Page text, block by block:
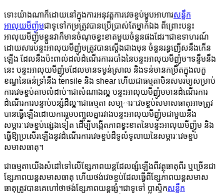
ទោះយ៉ាងណាក៏ដោយនៅក្នុងការអនុវត្តការវេចខ្ចប់ម្ហូបអាហារសន្លឹក
អាលុយមីញ៉ូមជាទូទៅកម្រត្រូវបានប្រើប្រាស់តែម្នាក់ឯង ពីព្រោះបន្ទះ
អាលុយមីញ៉ូមខ្លួនវាក៏មានចំណុចខ្វះខាតមួយចំនួនផងដែរ។ជាឧទាហរណ៍
ដោយសារបន្ទះអាលុយមីញ៉ូមត្រូវបានស្តើងជាងមុន ចំនួនរន្ធញើសនឹងកើន
ឡើង ដែលនឹងប៉ះពាល់ដល់ដំណើរការរបាំងនៃបន្ទះអាលុយមីញ៉ូម។ទន្ទឹមនឹង
នេះ បន្ទះអាលុយមីញ៉ូមដែលមានទម្ងន់ស្រាល និងទន់មានកម្រិតក្នុងលក្ខ
ខណ្ឌនៃធន់ទ្រាំនឹង tensile និង shear ហើយជាធម្មតាមិនសមរម្យសម្រាប់
ការវេចខ្ចប់តាមលំដាប់។ជាសំណាងល្អ បន្ទះអាលុយមីញ៉ូមមានដំណើរការ
ដំណើរការបន្ទាប់បន្សំដ៏ល្អ។ជាធម្មតា សមា្ភារៈវេចខ្ចប់សមាសធាតុអាចត្រូវ
បានធ្វើឡើងដោយការរួមបញ្ចូលគ្នារវាងបន្ទះអាលុយមីញ៉ូមជាមួយនឹង
សម្ភារៈវេចខ្ចប់ផ្សេងទៀត ដើម្បីបង្កើតភាពខ្វះខាតនៃបន្ទះអាលុយមីញ៉ូម និង
ធ្វើឱ្យប្រសើរឡើងនូវដំណើរការវេចខ្ចប់ដ៏ទូលំទូលាយនៃសម្ភារៈវេចខ្ចប់
សមាសធាតុ។
ជាធម្មតាយើងសំដៅទៅលើខ្សែភាពយន្តដែលផ្សំឡើងពីវត្ថុធាតុពីរ ឬច្រើនជា
ខ្សែភាពយន្តសមាសធាតុ ហើយថង់វេចខ្ចប់ដែលធ្វើពីខ្សែភាពយន្តសមាស
ធាតុត្រូវបានគេហៅថាថង់ខ្សែភាពយន្តផ្សំ។ជាទូទៅ ប្លាស្ទិកសន្លឹក